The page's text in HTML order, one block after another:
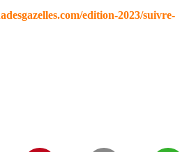
edition-2023/suivre-